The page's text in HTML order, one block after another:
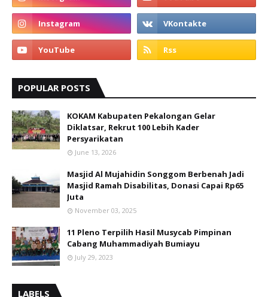
POPULAR POSTS
KOKAM Kabupaten Pekalongan Gelar
Diklatsar, Rekrut 100 Lebih Kader
Persyarikatan
June 13, 2026
Masjid Al Mujahidin Songgom Berbenah Jadi
Masjid Ramah Disabilitas, Donasi Capai Rp65
Juta
November 03, 2025
11 Pleno Terpilih Hasil Musycab Pimpinan
Cabang Muhammadiyah Bumiayu
July 29, 2023
LABELS